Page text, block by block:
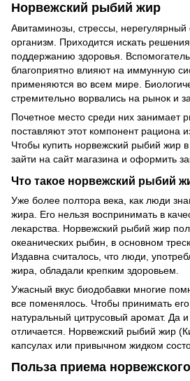
Норвежский рыбий жир
Авитаминозы, стрессы,
организм. Приходится искать
поддержанию здоровья.
благоприятно влияют на иммунную
применяются во всем мире.
стремительно ворвались на рынок и
Почетное место среди них занимает
поставляют этот компонент рациона
Чтобы купить норвежский рыбий жир
зайти на сайт магазина и оформить
Что такое норвежский рыбий
Уже более полтора века, как люди
жира. Его нельзя воспринимать в
лекарства. Норвежский рыбий жир
океанических рыбин, в основном
Издавна считалось, что люди,
жира, обладали крепким здоровьем.
Ужасный вкус биодобавки многие
все поменялось. Чтобы принимать
натуральный цитрусовый аромат. Да
отличается. Норвежский рыбий жир
капсулах или привычном жидком
Польза приема